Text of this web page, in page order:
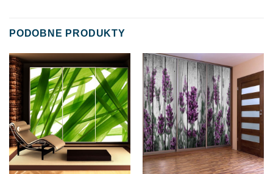
PODOBNE PRODUKTY